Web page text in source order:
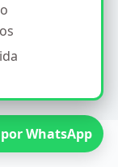
WhatsApp